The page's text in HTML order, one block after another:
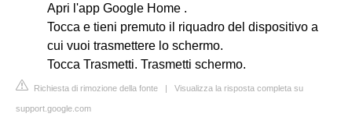
Apri l'app Google Home .
Tocca e tieni premuto il riquadro del dispositivo a
cui vuoi trasmettere lo schermo.
Tocca Trasmetti. Trasmetti schermo.
Richiesta di rimozione della fonte | Visualizza la risposta completa su
support.google.com